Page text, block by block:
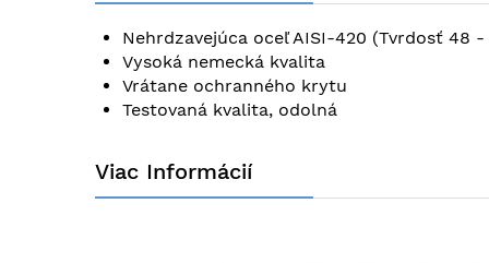
Nehrdzavejúca oceľ AISI-420 (Tvrdosť 48 -
Vysoká nemecká kvalita
Vrátane ochranného krytu
Testovaná kvalita, odolná
Viac Informácií